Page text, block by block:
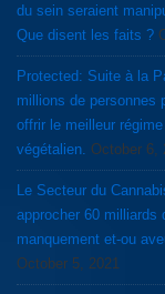
du sein seraient
Que disent les faits ?
Protected: Suite à la
millions de personnes
offrir le meilleur
végétalien. October 6,
Le Secteur du
approcher 60 milliards
manquement et-ou
October 5, 2021